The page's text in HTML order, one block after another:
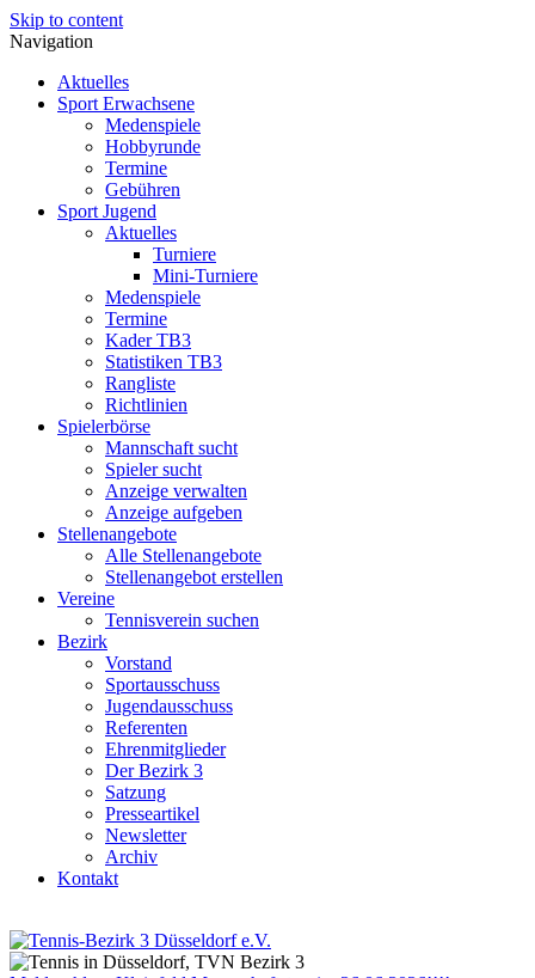
Skip to content
Navigation
Aktuelles
Sport Erwachsene
Medenspiele
Hobbyrunde
Termine
Gebühren
Sport Jugend
Aktuelles
Turniere
Mini-Turniere
Medenspiele
Termine
Kader TB3
Statistiken TB3
Rangliste
Richtlinien
Spielerbörse
Mannschaft sucht
Spieler sucht
Anzeige verwalten
Anzeige aufgeben
Stellenangebote
Alle Stellenangebote
Stellenangebot erstellen
Vereine
Tennisverein suchen
Bezirk
Vorstand
Sportausschuss
Jugendausschuss
Referenten
Ehrenmitglieder
Der Bezirk 3
Satzung
Presseartikel
Newsletter
Archiv
Kontakt